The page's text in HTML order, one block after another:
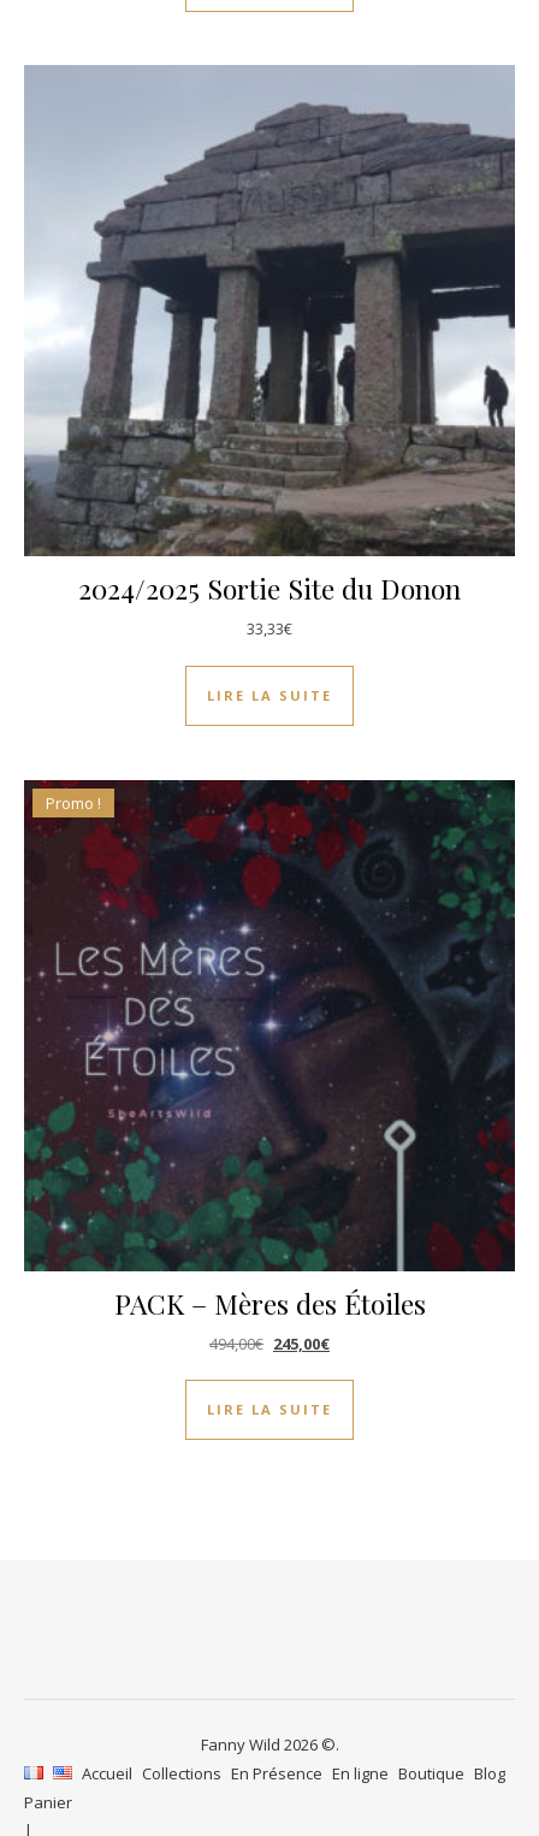
2024/2025 Sortie Site du Donon
33,33€
LIRE LA SUITE
Promo !
PACK – Mères des Étoiles
494,00€ Le prix initial était : 494,00€.
245,00€Le prix actuel est : 245,00€.
LIRE LA SUITE
Fanny Wild 2026 ©.
Accueil Collections En Présence En ligne Boutique Blog
Panier